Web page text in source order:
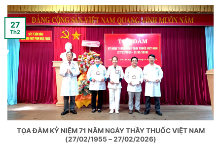
TỌA ĐÀM KỶ NIỆM 71 NĂM NGÀY THẦY THUỐC VIỆT NAM
(27/02/1955 – 27/02/2026)
27
Th2